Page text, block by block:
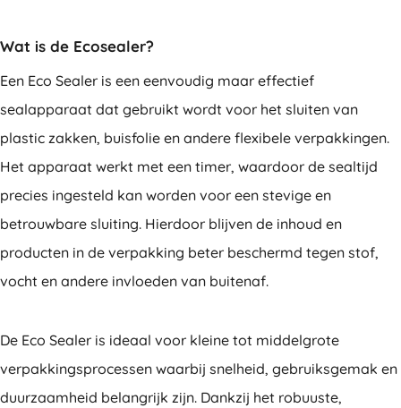
Wat is de Ecosealer?
Een Eco Sealer is een eenvoudig maar effectief
sealapparaat dat gebruikt wordt voor het sluiten van
plastic zakken, buisfolie en andere flexibele verpakkingen.
Het apparaat werkt met een timer, waardoor de sealtijd
precies ingesteld kan worden voor een stevige en
betrouwbare sluiting. Hierdoor blijven de inhoud en
producten in de verpakking beter beschermd tegen stof,
vocht en andere invloeden van buitenaf.
De Eco Sealer is ideaal voor kleine tot middelgrote
verpakkingsprocessen waarbij snelheid, gebruiksgemak en
duurzaamheid belangrijk zijn. Dankzij het robuuste,